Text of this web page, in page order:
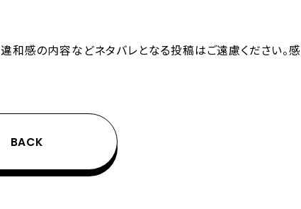
和感の内容などネタバレとなる投稿はご遠慮ください。感
BACK